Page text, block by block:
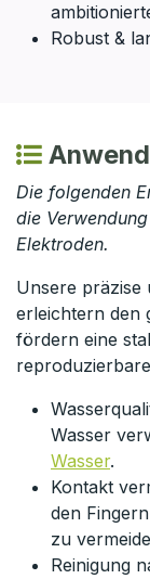
Robust &
Die folgenden
die
Elektroden.
Unsere präzise
erleichtern den
fördern eine
Wasser
Wasser.
Kontakt
den
zu
Reinigung